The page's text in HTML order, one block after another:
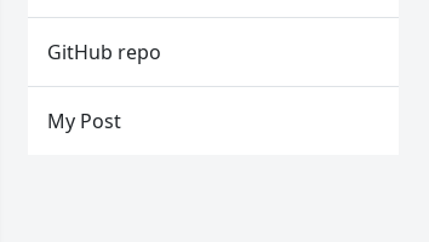
GitHub repo
My Post